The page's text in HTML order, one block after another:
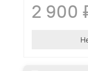
2 900